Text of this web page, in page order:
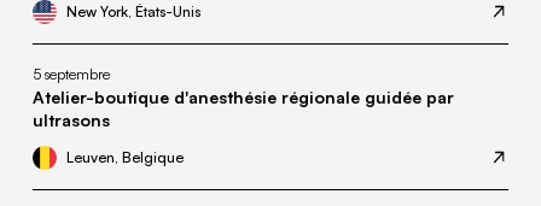
New York, États-Unis
5 septembre
Atelier-boutique d'anesthésie régionale guidée par
ultrasons
Leuven, Belgique